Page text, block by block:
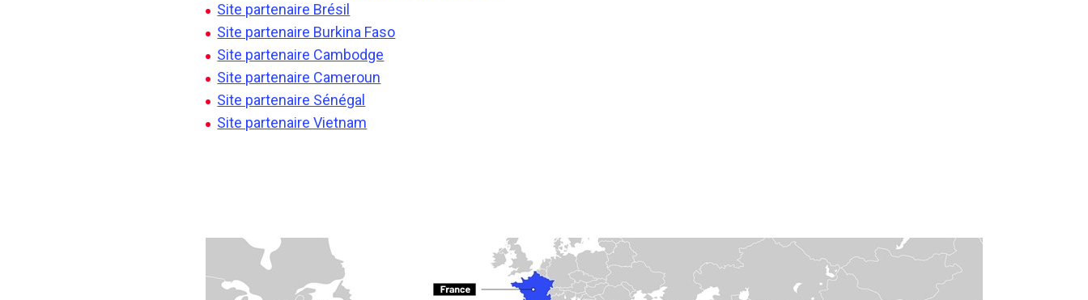
Site partenaire Brésil
Site partenaire Burkina Faso
Site partenaire Cambodge
Site partenaire Cameroun
Site partenaire Sénégal
Site partenaire Vietnam